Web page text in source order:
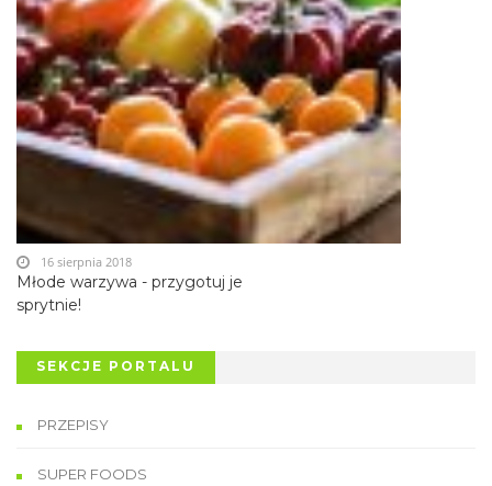
Młode warzywa - przygotuj je
sprytnie!
16 sierpnia 2018
SEKCJE PORTALU
PRZEPISY
SUPER FOODS